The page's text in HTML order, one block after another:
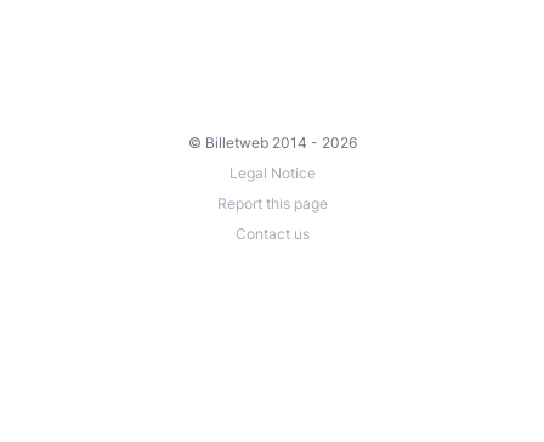
© Billetweb 2014 - 2026
Legal Notice
Report this page
Contact us